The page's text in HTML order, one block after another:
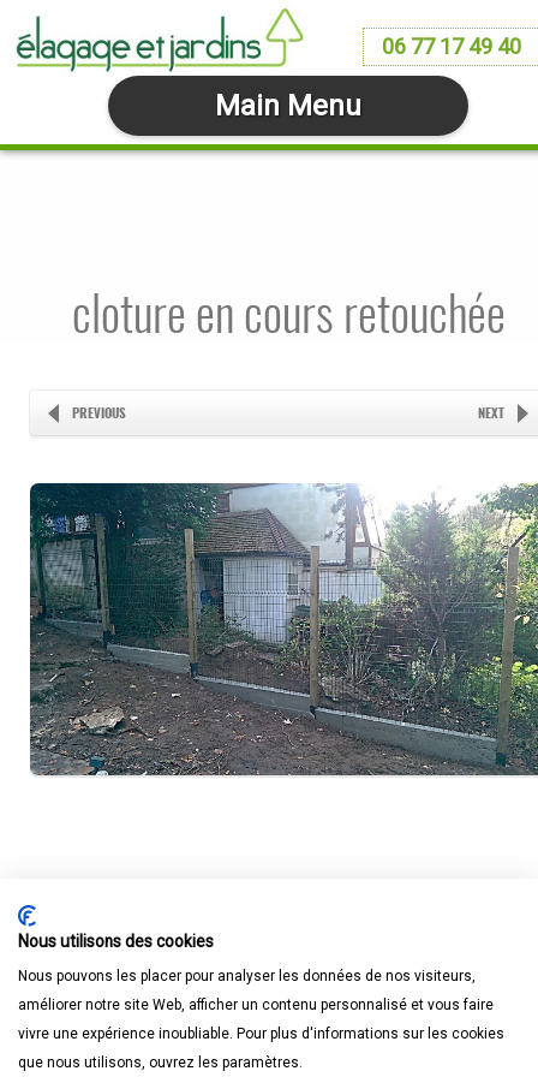
06 77 17 49 40
Main Menu
cloture en cours retouchée
PREVIOUS NEXT
Nous utilisons des cookies
Nous pouvons les placer pour analyser les données de nos visiteurs,
améliorer notre site Web, afficher un contenu personnalisé et vous faire
vivre une expérience inoubliable. Pour plus d'informations sur les cookies
que nous utilisons, ouvrez les paramètres.